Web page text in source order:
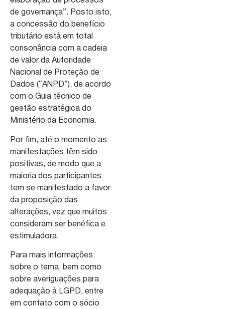
de governança”. Posto isto,
a concessão do benefício
tributário está em total
consonância com a cadeia
de valor da Autoridade
Nacional de Proteção de
Dados (“ANPD”), de acordo
com o Guia técnico de
gestão estratégica do
Ministério da Economia.
Por fim, até o momento as
manifestações têm sido
positivas, de modo que a
maioria dos participantes
tem se manifestado a favor
da proposição das
alterações, vez que muitos
consideram ser benéfica e
estimuladora.
Para mais informações
sobre o tema, bem como
sobre averiguações para
adequação à LGPD, entre
em contato com o sócio